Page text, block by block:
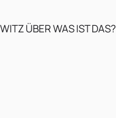
WITZ ÜBER WAS IST DAS?